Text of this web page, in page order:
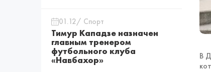
01.12/ Спорт
Тимур Кападзе назначен
главным тренером
футбольного клуба
«Навбахор»
В